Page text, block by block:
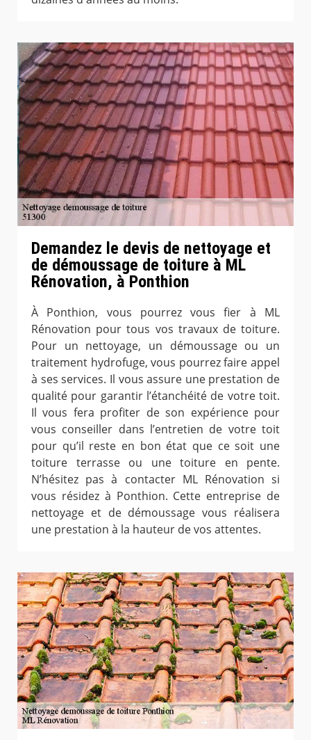
Demandez le devis de nettoyage et
de démoussage de toiture à ML
Rénovation, à Ponthion
À Ponthion, vous pourrez vous fier à ML
Rénovation pour tous vos travaux de toiture.
Pour un nettoyage, un démoussage ou un
traitement hydrofuge, vous pourrez faire appel
à ses services. Il vous assure une prestation de
qualité pour garantir l’étanchéité de votre toit.
Il vous fera profiter de son expérience pour
vous conseiller dans l’entretien de votre toit
pour qu’il reste en bon état que ce soit une
toiture terrasse ou une toiture en pente.
N’hésitez pas à contacter ML Rénovation si
vous résidez à Ponthion. Cette entreprise de
nettoyage et de démoussage vous réalisera
une prestation à la hauteur de vos attentes.